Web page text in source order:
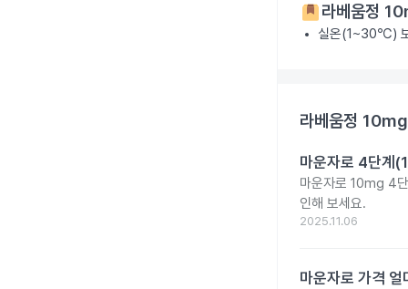
라베움정
실온(1~30℃)
라베움정 10mg
마운자로 4단계
마운자로 10mg 4
인해 보세요.
2025.11.06
마운자로 가격